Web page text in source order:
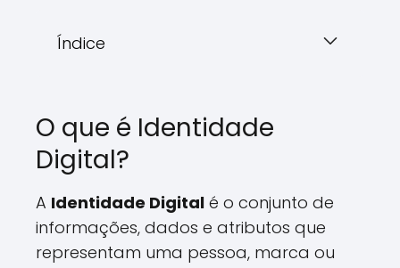
Índice
O que é Identidade
Digital?
A Identidade Digital é o conjunto de
informações, dados e atributos que
representam uma pessoa, marca ou